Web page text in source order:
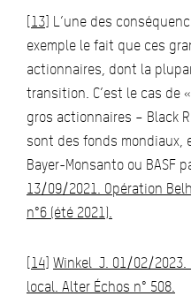
[13] L’une des
exemple le fait que ces
actionnaires, dont la
transition. C’est le cas de
gros actionnaires – Black
sont des fonds mondiaux,
Bayer-Monsanto ou BASF
13/09/2021. Opération
n°6 (été 2021).
[14] Winkel J. 01/02/
local. Alter Échos n° 508.